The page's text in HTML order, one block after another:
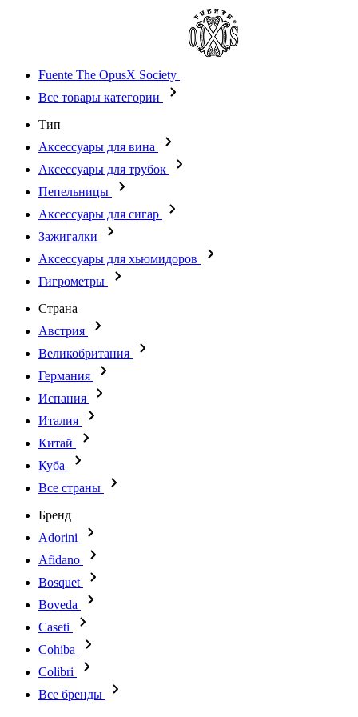
Fuente The OpusX Society
Все товары категории
Тип
Аксессуары для вина
Аксессуары для трубок
Пепельницы
Аксессуары для сигар
Зажигалки
Аксессуары для хьюмидоров
Гигрометры
Страна
Австрия
Великобритания
Германия
Испания
Италия
Китай
Куба
Все страны
Бренд
Adorini
Afidano
Bosquet
Boveda
Caseti
Cohiba
Colibri
Все бренды